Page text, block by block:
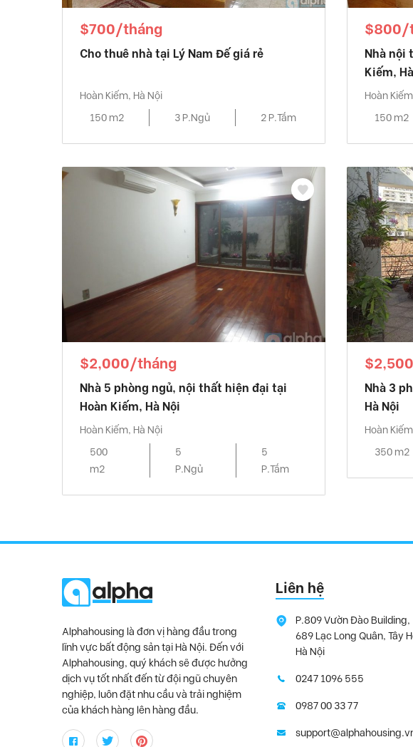
$700/tháng
Cho thuê nhà tại Lý Nam Đế giá rẻ
Hoàn Kiếm, Hà Nội
150 m2
3 P.Ngủ 2 P.Tắm
$800/
Nhà nội
Kiếm,
Hoàn
150 m2
$2,000/tháng
Nhà 5 phòng ngủ, nội thất hiện đại tại
Hoàn Kiếm, Hà Nội
Hoàn Kiếm, Hà Nội
500
m2
5
P.Ngủ
5
P.Tắm
Nhà 3
Hà Nội
Hoàn
350 m2
Alphahousing là đơn vị hàng đầu trong
lĩnh vực bất động sản tại Hà Nội. Đến với
Alphahousing, quý khách sẽ được hưởng
dịch vụ tốt nhất đến từ đội ngũ chuyên
nghiệp, luôn đặt nhu cầu và trải nghiệm
của khách hàng lên hàng đầu.
Liên hệ
P.809 Vườn Đào Building,
689 Lạc Long Quân, Tây
Hà Nội
0247 1096 555
0987 00 33 77